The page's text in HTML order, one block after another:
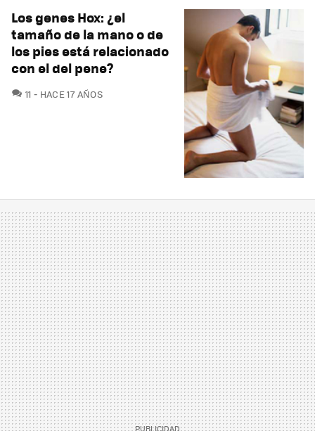
Los genes Hox: ¿el
tamaño de la mano o de
los pies está relacionado
con el del pene?
11 COMENTARIOS
HACE 17 AÑOS